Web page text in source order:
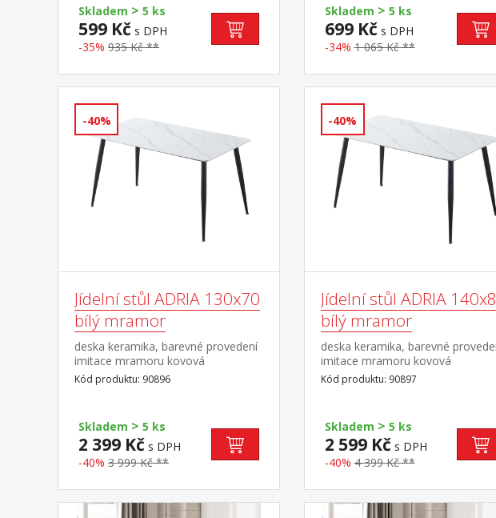
Skladem > 5 ks
599 Kč s DPH
-35% 935 Kč **
Skladem > 5 ks
699 Kč s DPH
-34% 1 065 Kč **
-40%
Jídelní stůl ADRIA 130x70
bílý mramor
deska keramika, barevné provedení
imitace mramoru kovová
konstrukce, barevné provedení
černá
Kód produktu: 90896
Skladem > 5 ks
2 399 Kč s DPH
-40% 3 999 Kč **
-40%
Jídelní stůl ADRIA
bílý mramor
deska keramika, barevné
imitace mramoru kovová
konstrukce, barevné provedení
černá
Kód produktu: 90897
Skladem > 5 ks
2 599 Kč s DPH
-40% 4 399 Kč **